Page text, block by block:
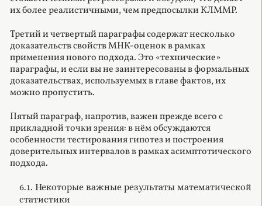
их более реалистичными, чем предпосылки КЛММР.
Третий и четвертый параграфы содержат несколько
доказательств свойств МНК-оценок в рамках
применения нового подхода. Это «технические»
параграфы, и если вы не заинтересованы в формальных
доказательствах, используемых в главе фактов, их
можно пропустить.
Пятый параграф, напротив, важен прежде всего с
прикладной точки зрения: в нём обсуждаются
особенности тестирования гипотез и построения
доверительных интервалов в рамках асимптотического
подхода.
6.1. Некоторые важные результаты математической
статистики